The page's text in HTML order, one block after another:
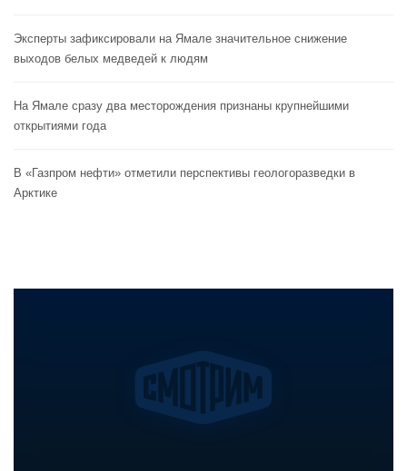
Эксперты зафиксировали на Ямале значительное снижение
выходов белых медведей к людям
На Ямале сразу два месторождения признаны крупнейшими
открытиями года
В «Газпром нефти» отметили перспективы геологоразведки в
Арктике